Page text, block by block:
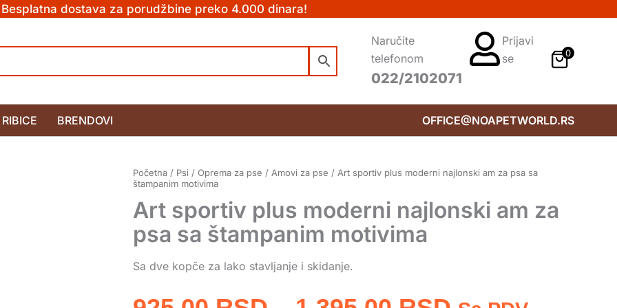
Besplatna dostava za porudžbine preko 4.000 dinara!
Naručite
telefonom
022/2102071
Prijavi
se
0
RIBICE BRENDOVI OFFICE@NOAPETWORLD.RS
Početna / Psi / Oprema za pse / Amovi za pse / Art sportiv plus moderni najlonski am za psa sa
štampanim motivima
Art sportiv plus moderni najlonski am za
psa sa štampanim motivima
Sa dve kopče za lako stavljanje i skidanje.